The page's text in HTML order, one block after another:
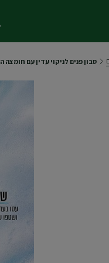
סבון פנים לניקוי עדין עם חומצה